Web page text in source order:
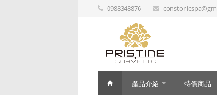
0988348876
產品介紹 特價商品